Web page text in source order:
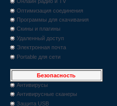
Оптимизация соединения
Программы для скачивания
Скины и плагины
Удаленный доступ
Электронная почта
Portable для сети
Безопасность
Антивирусы
Антивирусные сканеры
Защита USB